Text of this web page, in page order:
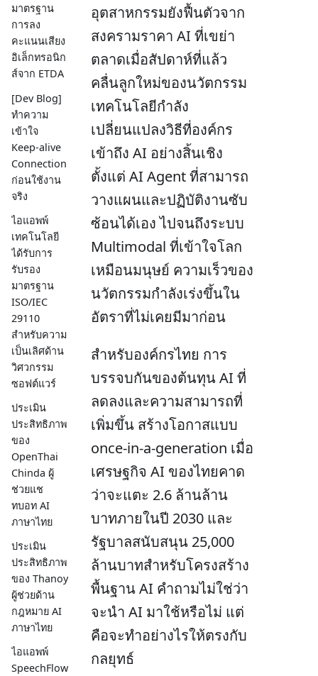
มาตรฐาน
การลง
คะแนนเสียง
อิเล็กทรอนิก
ส์จาก ETDA
[Dev Blog]
ทำความ
เข้าใจ
Keep-alive
Connection
ก่อนใช้งาน
จริง
ไอแอพพ์
เทคโนโลยี
ได้รับการ
รับรอง
มาตรฐาน
ISO/IEC
29110
สำหรับความ
เป็นเลิศด้าน
วิศวกรรม
ซอฟต์แวร์
ประเมิน
ประสิทธิภาพ
ของ
OpenThai
Chinda ผู้
ช่วยแช
ทบอท AI
ภาษาไทย
ประเมิน
ประสิทธิภาพ
ของ Thanoy
ผู้ช่วยด้าน
กฎหมาย AI
ภาษาไทย
ไอแอพพ์
SpeechFlow
อุตสาหกรรมยังฟื้นตัวจาก
สงครามราคา AI ที่เขย่า
ตลาดเมื่อสัปดาห์ที่แล้ว
คลื่นลูกใหม่ของนวัตกรรม
เทคโนโลยีกำลัง
เปลี่ยนแปลงวิธีที่องค์กร
เข้าถึง AI อย่างสิ้นเชิง
ตั้งแต่ AI Agent ที่สามารถ
วางแผนและปฏิบัติงานซับ
ซ้อนได้เอง ไปจนถึงระบบ
Multimodal ที่เข้าใจโลก
เหมือนมนุษย์ ความเร็วของ
นวัตกรรมกำลังเร่งขึ้นใน
อัตราที่ไม่เคยมีมาก่อน
สำหรับองค์กรไทย การ
บรรจบกันของต้นทุน AI ที่
ลดลงและความสามารถที่
เพิ่มขึ้น สร้างโอกาสแบบ
once-in-a-generation เมื่อ
เศรษฐกิจ AI ของไทยคาด
ว่าจะแตะ 2.6 ล้านล้าน
บาทภายในปี 2030 และ
รัฐบาลสนับสนุน 25,000
ล้านบาทสำหรับโครงสร้าง
พื้นฐาน AI คำถามไม่ใช่ว่า
จะนำ AI มาใช้หรือไม่ แต่
คือจะทำอย่างไรให้ตรงกับ
กลยุทธ์